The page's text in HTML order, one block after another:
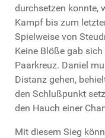
durchsetzen konnte,
Kampf bis zum
Spielweise von
Keine Blöße gab
Paarkreuz. Daniel
Distanz gehen,
den Schlußpunkt
den Hauch einer
Mit diesem Sieg